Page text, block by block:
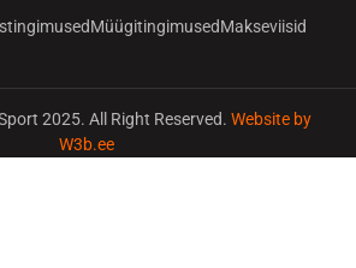
MüügitingimusedMakseviisid
2025. All Right Reserved. Website by
W3b.ee